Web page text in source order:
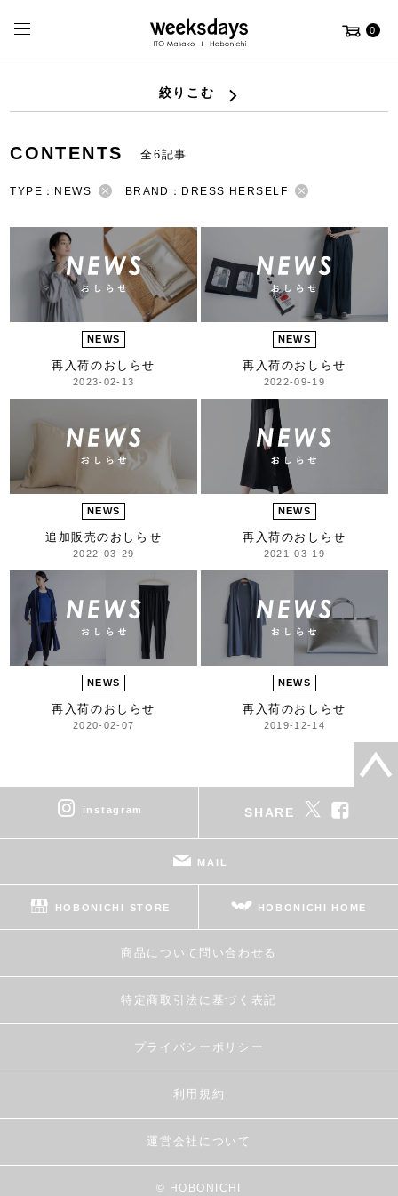
0
絞りこむ
CONTENTS 全6記事
TYPE：NEWS BRAND：DRESS HERSELF
NEWS
再入荷のおしらせ
2023-02-13
NEWS
再入荷のおしらせ
2022-09-19
NEWS
追加販売のおしらせ
2022-03-29
NEWS
再入荷のおしらせ
2021-03-19
NEWS
再入荷のおしらせ
2020-02-07
NEWS
再入荷のおしらせ
2019-12-14
instagram SHARE
MAIL
HOBONICHI STORE HOBONICHI HOME
商品について問い合わせる
特定商取引法に基づく表記
プライバシーポリシー
利用規約
運営会社について
© HOBONICHI